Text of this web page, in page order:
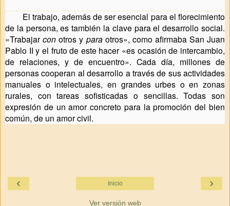
El trabajo, además de ser esencial para el florecimiento
de la persona, es también la clave para el desarrollo social.
«Trabajar con otros y para otros», como afirmaba San Juan
Pablo II y el fruto de este hacer «es ocasión de intercambio,
de relaciones, y de encuentro». Cada día, millones de
personas cooperan al desarrollo a través de sus actividades
manuales o intelectuales, en grandes urbes o en zonas
rurales, con tareas sofisticadas o sencillas. Todas son
expresión de un amor concreto para la promoción del bien
común, de un amor civil.
‹ ›
Inicio
Ver versión web